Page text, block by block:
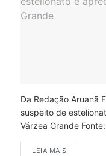
Da Redação Aruanã
suspeito de
Várzea Grande
LEIA MAIS